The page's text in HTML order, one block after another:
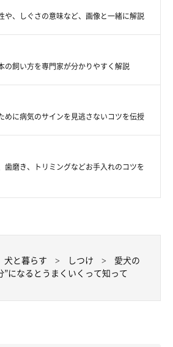
や、しぐさの意味など、画像と一緒に解説
の飼い方を専門家が分かりやすく解説
めに病気のサインを見逃さないコツを伝授
歯磨き、トリミングなどお手入れのコツを
犬と暮らす しつけ
愛犬の
”になるとうまくいくって知って